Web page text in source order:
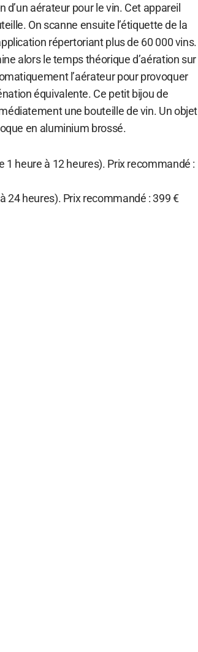
aérateur pour le vin. Cet appareil
On scanne ensuite l’étiquette de la
répertoriant plus de 60 000 vins.
alors le temps théorique d’aération sur
l’aérateur pour provoquer
équivalente. Ce petit bijou de
une bouteille de vin. Un objet
en aluminium brossé.
heure à 12 heures). Prix recommandé :
24 heures). Prix recommandé : 399 €